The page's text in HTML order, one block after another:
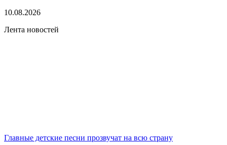
10.08.2026
Лента новостей
Главные детские песни прозвучат на всю страну